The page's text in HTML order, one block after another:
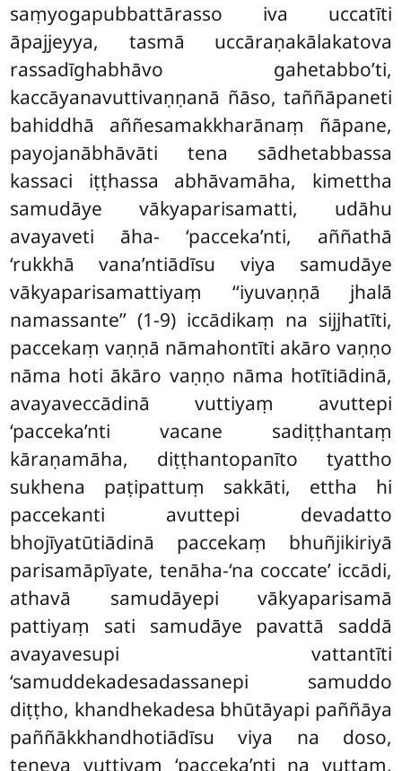
saṃyogapubbattārasso iva uccatīti
āpajjeyya, tasmā uccāraṇakālakatova
rassadīghabhāvo gahetabbo’ti,
kaccāyanavuttivaṇṇanā ñāso, taññāpaneti
bahiddhā aññesamakkharānaṃ ñāpane,
payojanābhāvāti tena sādhetabbassa
kassaci iṭṭhassa abhāvamāha, kimettha
samudāye vākyaparisamatti, udāhu
avayaveti āha- ‘pacceka’nti, aññathā
‘rukkhā vana’ntiādīsu viya samudāye
vākyaparisamattiyaṃ ‘‘iyuvaṇṇā jhalā
namassante’’ (1-9) iccādikaṃ na sijjhatīti,
paccekaṃ vaṇṇā nāmahontīti akāro vaṇṇo
nāma hoti ākāro vaṇṇo nāma hotītiādinā,
avayaveccādinā vuttiyaṃ avuttepi
‘pacceka’nti vacane sadiṭṭhantaṃ
kāraṇamāha, diṭṭhantopanīto tyattho
sukhena paṭipattuṃ sakkāti, ettha hi
paccekanti avuttepi devadatto
bhojīyatūtiādinā paccekaṃ bhuñjikiriyā
parisamāpīyate, tenāha-‘na coccate’ iccādi,
athavā samudāyepi vākyaparisamā
pattiyaṃ sati samudāye pavattā saddā
avayavesupi vattantīti
‘samuddekadesadassanepi samuddo
diṭṭho, khandhekadesa bhūtāyapi paññāya
paññākkhandhotiādīsu viya na doso,
teneva vuttiyaṃ ‘pacceka’nti na vuttaṃ,